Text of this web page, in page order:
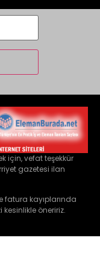
için, vefat teşekkür
gazetesi ilan
fatura kayıplarında
öneririz.